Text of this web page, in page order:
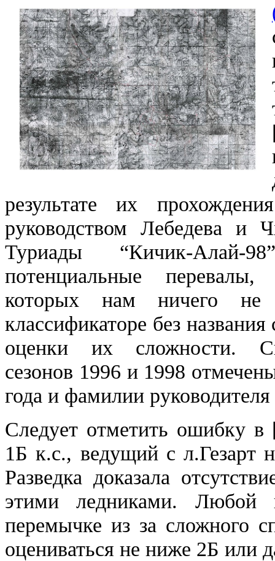
результате их
руководством Лебедева и
Туриады “Кичик-Алай-
потенциальные
которых нам ничего не
классификаторе без
оценки их сложности.
сезонов 1996 и 1998
года и фамилии
Следует отметить ошибку в
1Б к.с., ведущий с л.Гезарт
Разведка доказала
этими ледниками. Любой
перемычке из за сложного
оцениваться не ниже 2Б или